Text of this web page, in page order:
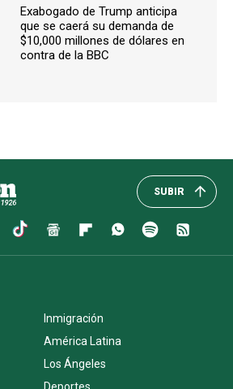
Exabogado de Trump anticipa
que se caerá su demanda de
$10,000 millones de dólares en
contra de la BBC
SUBIR
Inmigración
América Latina
Los Ángeles